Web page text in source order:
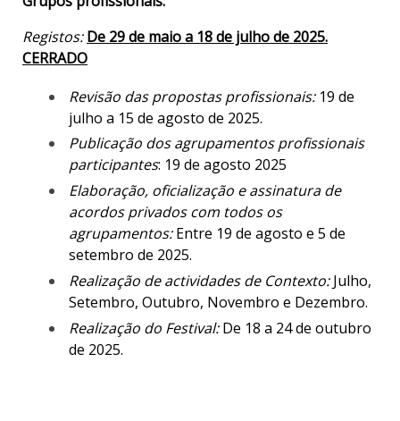
Registos: De 29 de maio a 18 de julho de 2025.
CERRADO
Revisão das propostas profissionais: 19 de
julho a 15 de agosto de 2025.
Publicação dos agrupamentos profissionais
participantes: 19 de agosto 2025
Elaboração, oficialização e assinatura de
acordos privados com todos os
agrupamentos:Entre 19 de agosto e 5 de
setembro de 2025.
Realização de actividades de Contexto:Julho,
Setembro, Outubro, Novembro e Dezembro.
Realização do Festival:De 18 a 24 de outubro
de 2025.